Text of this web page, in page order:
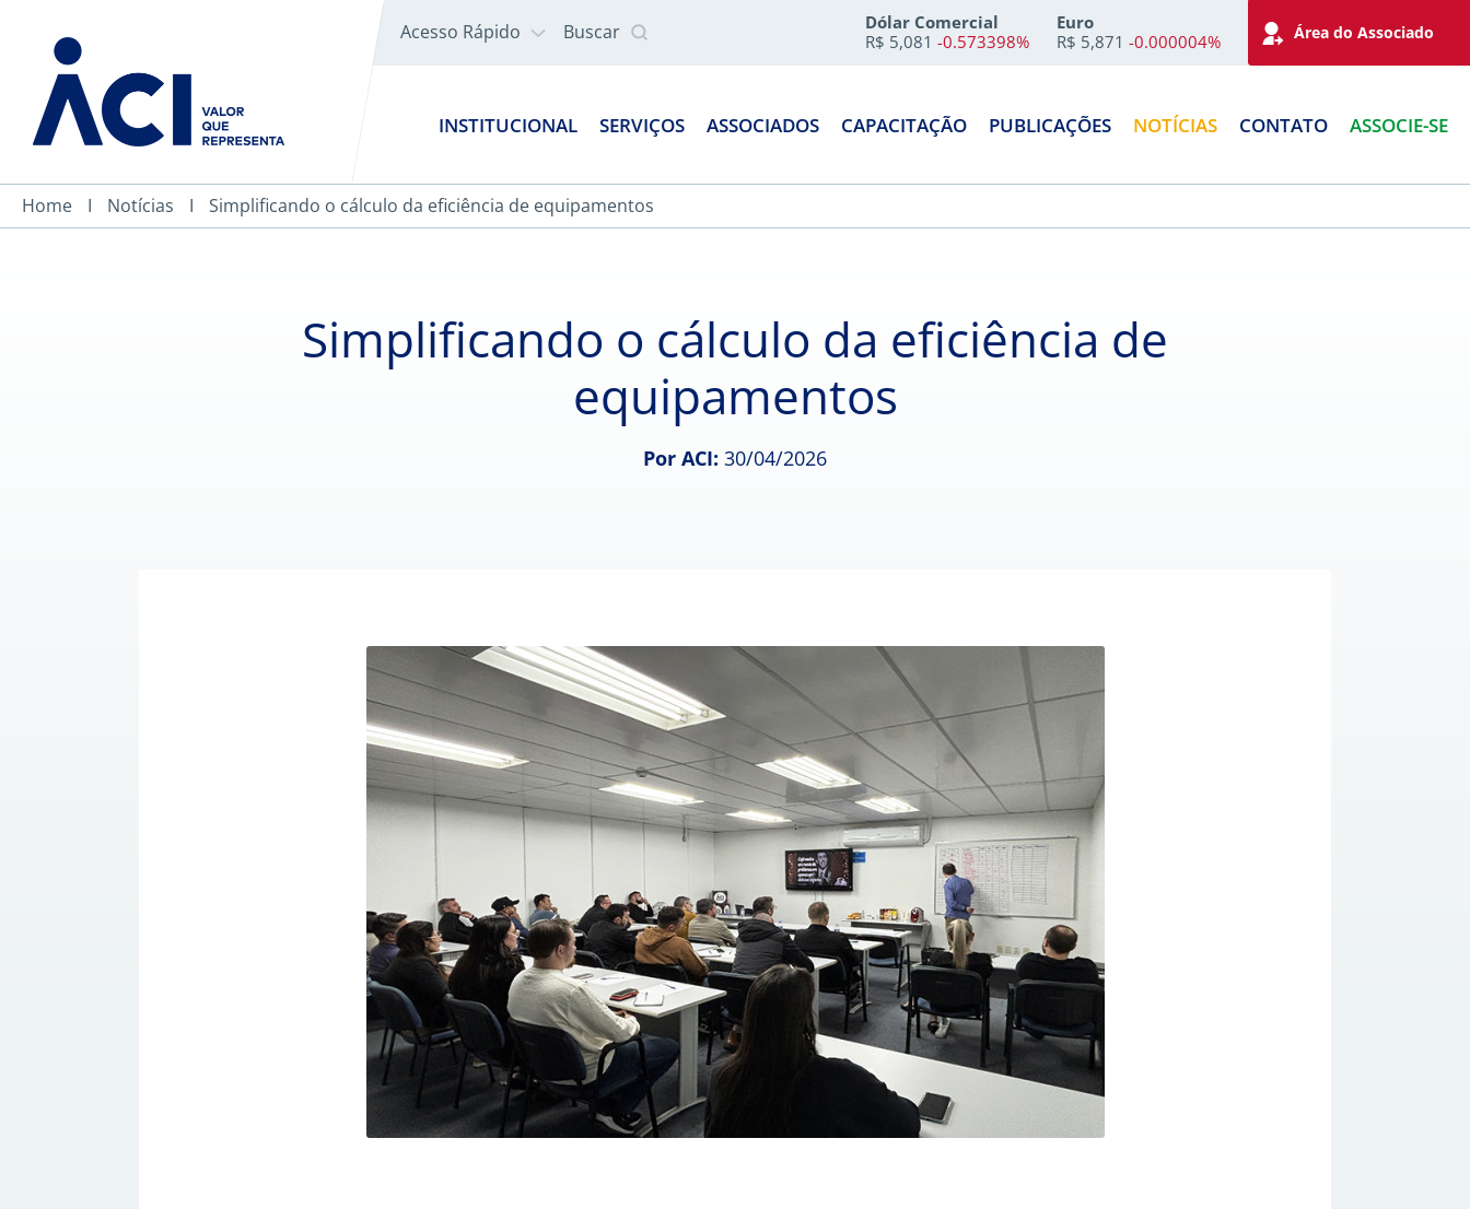
Acesso Rápido Buscar
Dólar Comercial
R$ 5,081 -0.573398%
Euro
R$ 5,871 -0.000004% Área do Associado
INSTITUCIONAL SERVIÇOS ASSOCIADOS CAPACITAÇÃO PUBLICAÇÕES NOTÍCIAS CONTATO ASSOCIE-SE
Home Notícias Simplificando o cálculo da eficiência de equipamentos
Simplificando o cálculo da eficiência de
equipamentos
Por ACI: 30/04/2026